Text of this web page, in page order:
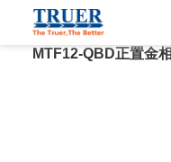
首页 / 金相设备
MTF12-QBD正置金